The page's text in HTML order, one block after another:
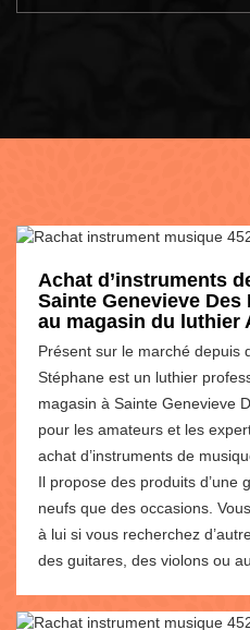
Achat d’instruments
Sainte Genevieve
au magasin du luthier
Présent sur le marché depuis
Stéphane est un luthier
magasin à Sainte Genevieve
pour les amateurs et les
achat d’instruments de
Il propose des produits d’une
neufs que des occasions.
à lui si vous recherchez
des guitares, des violons ou